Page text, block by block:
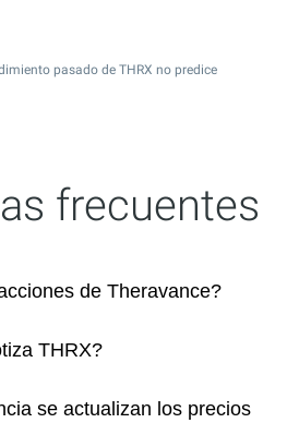
pasado de THRX no predice
frecuentes
de Theravance?
THRX?
se actualizan los precios